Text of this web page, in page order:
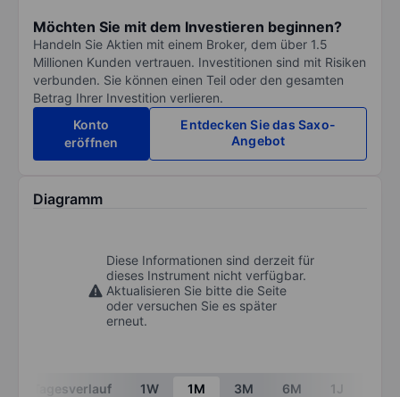
Möchten Sie mit dem Investieren beginnen?
Handeln Sie Aktien mit einem Broker, dem über 1.5
Millionen Kunden vertrauen. Investitionen sind mit Risiken
verbunden. Sie können einen Teil oder den gesamten
Betrag Ihrer Investition verlieren.
Konto
eröffnen
Entdecken Sie das Saxo-
Angebot
Diagramm
Diese Informationen sind derzeit für
dieses Instrument nicht verfügbar.
Aktualisieren Sie bitte die Seite
oder versuchen Sie es später
erneut.
Tagesverlauf 1W 1M 3M 6M 1J